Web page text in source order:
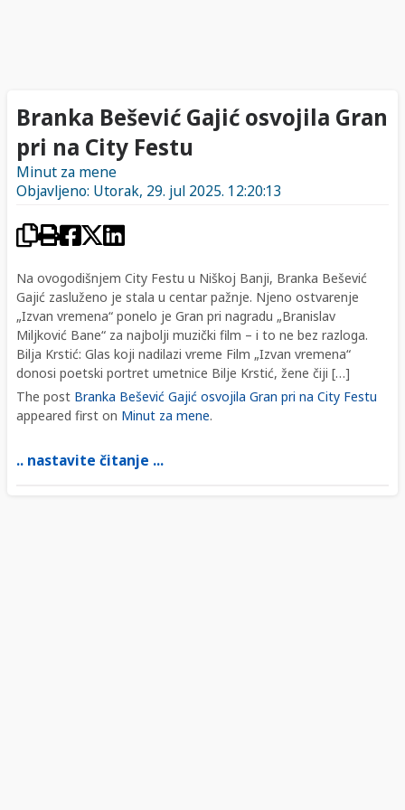
Branka Bešević Gajić osvojila Gran
pri na City Festu
Minut za mene
Objavljeno: Utorak, 29. jul 2025. 12:20:13
Na ovogodišnjem City Festu u Niškoj Banji, Branka Bešević
Gajić zasluženo je stala u centar pažnje. Njeno ostvarenje
„Izvan vremena“ ponelo je Gran pri nagradu „Branislav
Miljković Bane“ za najbolji muzički film – i to ne bez razloga.
Bilja Krstić: Glas koji nadilazi vreme Film „Izvan vremena“
donosi poetski portret umetnice Bilje Krstić, žene čiji […]
The post Branka Bešević Gajić osvojila Gran pri na City Festu
appeared first on Minut za mene.
.. nastavite čitanje ...